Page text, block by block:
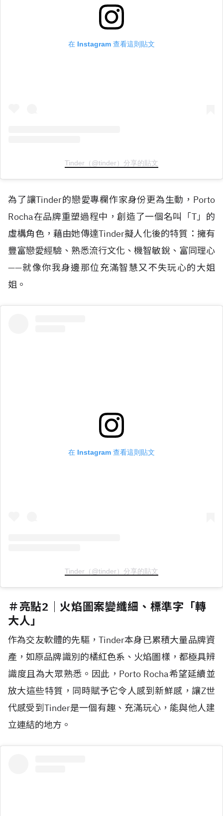
在 Instagram 查看這則貼文
Tinder（@tinder）分享的貼文
為了讓Tinder的戀愛專欄作家身份更為生動，Porto
Rocha在品牌重塑過程中，創造了一個名叫「T」的
虛構角色，藉由她傳達Tinder擬人化後的特質：擁有
豐富戀愛經驗、熟悉流行文化、機智敏銳、富同理心
——就像你我身邊那位充滿智慧又不失玩心的大姐
姐。
在 Instagram 查看這則貼文
Tinder（@tinder）分享的貼文
＃亮點2｜火焰圖案變纖細、標準字「轉
大人」
作為交友軟體的先驅，Tinder本身已累積大量品牌資
產，如原品牌識別的橘紅色系、火焰圖樣，都極具辨
識度且為大眾熟悉。因此，Porto Rocha希望延續並
放大這些特質，同時賦予它令人感到新鮮感，讓Z世
代感受到Tinder是一個有趣、充滿玩心，能與他人建
立連結的地方。